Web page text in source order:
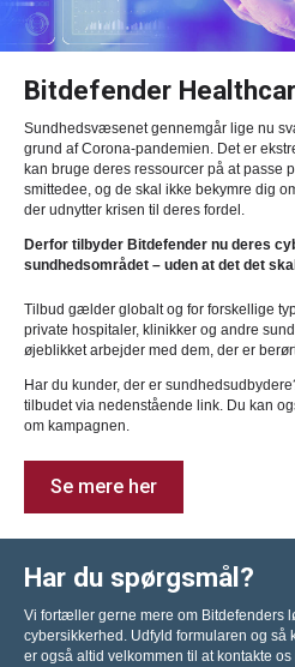
Bitdefender
Sundhedsvæsenet gennemgår lige nu
grund af Corona-pandemien. Det er
kan bruge deres ressourcer på at passe
smittedee, og de skal ikke bekymre dig
der udnytter krisen til deres fordel.
Derfor tilbyder Bitdefender nu deres
sundhedsområdet – uden at det det
Tilbud gælder globalt og for forskellige
private hospitaler, klinikker og andre
øjeblikket arbejder med dem, der er
Har du kunder, der er
tilbudet via nedenstående link. Du kan
om kampagnen.
Se mere her
Har du spørgsmål?
Vi fortæller gerne mere om Bitdefenders
cybersikkerhed. Udfyld formularen og så
er også altid velkommen til at kontakte os